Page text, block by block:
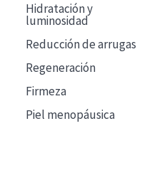
Hidratación y
luminosidad
Reducción de arrugas
Regeneración
Firmeza
Piel menopáusica